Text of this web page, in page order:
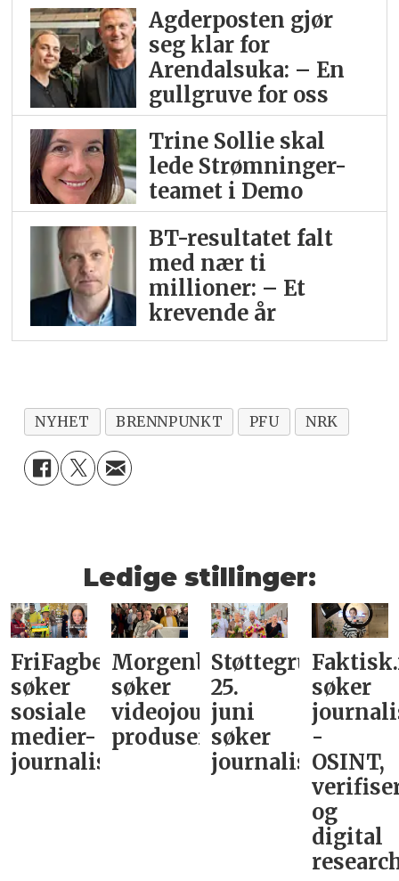
Agderposten gjør
seg klar for
Arendalsuka: – En
gullgruve for oss
Trine Sollie skal
lede Strømninger-
teamet i Demo
BT-resultatet falt
med nær ti
millioner: – Et
krevende år
NYHET BRENNPUNKT PFU NRK
Ledige stillinger:
FriFagbevegelse
søker
sosiale
medier-
journalist
Morgenbladet
søker
videojournalist/podkast-
produsent
Støttegruppa
25.
juni
søker
journalist
søker
-
OSINT,
og
digital